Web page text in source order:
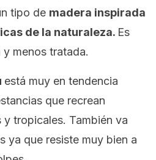
tipo de madera inspirada
de la naturaleza. Es
y menos tratada.
está muy en tendencia
que recrean
tropicales. También va
ya que resiste muy bien a